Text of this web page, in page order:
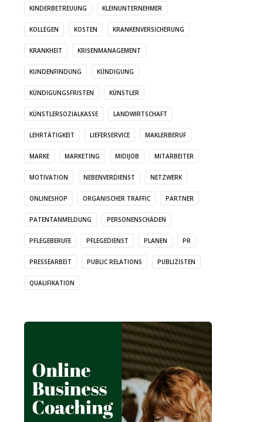
KINDERBETREUUNG KLEINUNTERNEHMER
KOLLEGEN KOSTEN KRANKENVERSICHERUNG
KRANKHEIT KRISENMANAGEMENT
KUNDENFINDUNG KÜNDIGUNG
KÜNDIGUNGSFRISTEN KÜNSTLER
KÜNSTLERSOZIALKASSE LANDWIRTSCHAFT
LEHRTÄTIGKEIT LIEFERSERVICE MAKLERBERUF
MARKE MARKETING MIDIJOB MITARBEITER
MOTIVATION NEBENVERDIENST NETZWERK
ONLINESHOP ORGANISCHER TRAFFIC PARTNER
PATENTANMELDUNG PERSONENSCHÄDEN
PFLEGEBERUFE PFLEGEDIENST PLANEN PR
PRESSEARBEIT PUBLIC RELATIONS PUBLIZISTEN
QUALIFIKATION